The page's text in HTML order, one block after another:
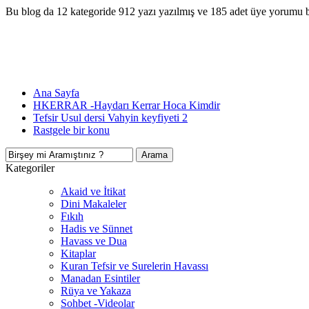
Bu blog da 12 kategoride 912 yazı yazılmış ve 185 adet üye yorumu
Ana Sayfa
HKERRAR -Haydarı Kerrar Hoca Kimdir
Tefsir Usul dersi Vahyin keyfiyeti 2
Rastgele bir konu
Kategoriler
Akaid ve İtikat
Dini Makaleler
Fıkıh
Hadis ve Sünnet
Havass ve Dua
Kitaplar
Kuran Tefsir ve Surelerin Havassı
Manadan Esintiler
Rüya ve Yakaza
Sohbet -Videolar